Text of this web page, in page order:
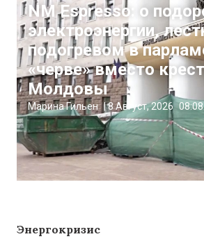
NM Espresso: о
электроэнергии,
подогревом в
«черве» вместо
Молдовы
Марина Гильен |8 Август, 2026 08:08
Энергокризис